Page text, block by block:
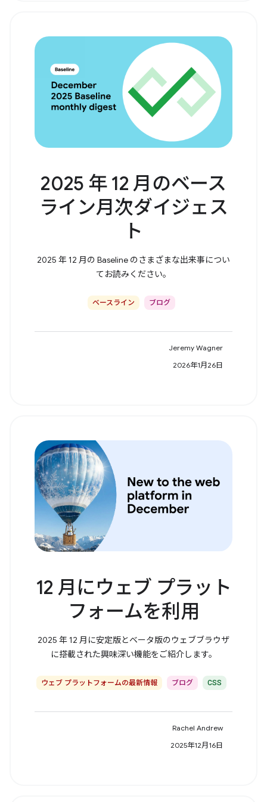
2025 年 12 月のベース
ライン月次ダイジェス
ト
2025 年 12 月の Baseline のさまざまな出来事につい
てお読みください。
ベースライン ブログ
Jeremy Wagner
2026年1月26日
12 月にウェブ プラット
フォームを利用
2025 年 12 月に安定版とベータ版のウェブブラウザ
に搭載された興味深い機能をご紹介します。
ウェブ プラットフォームの最新情報 ブログ CSS
Rachel Andrew
2025年12月16日